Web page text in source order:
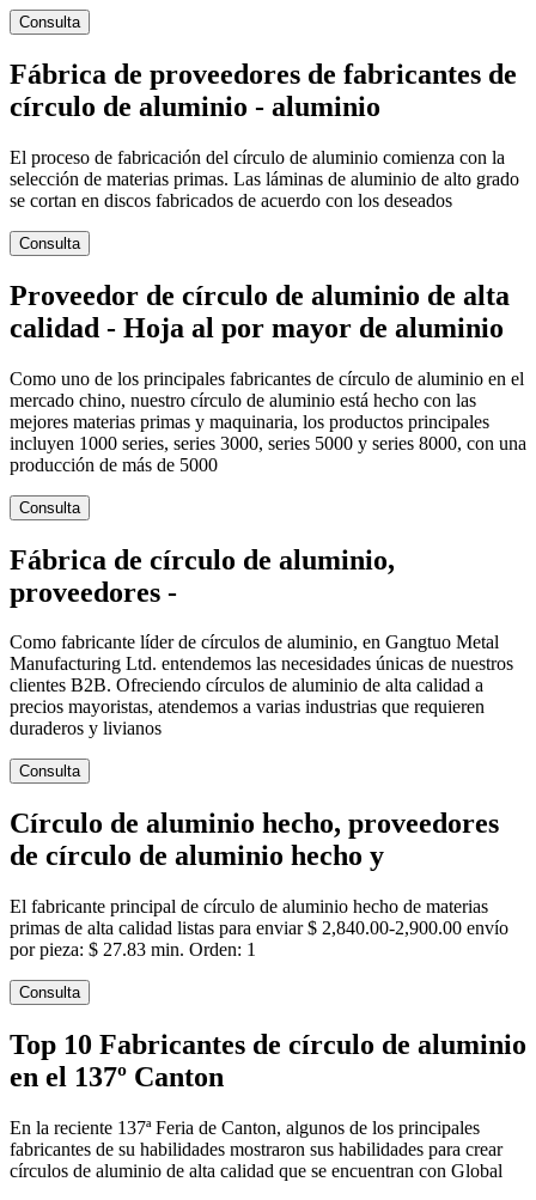
Consulta
Fábrica de proveedores de fabricantes de
círculo de aluminio - aluminio
El proceso de fabricación del círculo de aluminio comienza con la
selección de materias primas. Las láminas de aluminio de alto grado
se cortan en discos fabricados de acuerdo con los deseados
Consulta
Proveedor de círculo de aluminio de alta
calidad - Hoja al por mayor de aluminio
Como uno de los principales fabricantes de círculo de aluminio en el
mercado chino, nuestro círculo de aluminio está hecho con las
mejores materias primas y maquinaria, los productos principales
incluyen 1000 series, series 3000, series 5000 y series 8000, con una
producción de más de 5000
Consulta
Fábrica de círculo de aluminio,
proveedores -
Como fabricante líder de círculos de aluminio, en Gangtuo Metal
Manufacturing Ltd. entendemos las necesidades únicas de nuestros
clientes B2B. Ofreciendo círculos de aluminio de alta calidad a
precios mayoristas, atendemos a varias industrias que requieren
duraderos y livianos
Consulta
Círculo de aluminio hecho, proveedores
de círculo de aluminio hecho y
El fabricante principal de círculo de aluminio hecho de materias
primas de alta calidad listas para enviar $ 2,840.00-2,900.00 envío
por pieza: $ 27.83 min. Orden: 1
Consulta
Top 10 Fabricantes de círculo de aluminio
en el 137º Canton
En la reciente 137ª Feria de Canton, algunos de los principales
fabricantes de su habilidades mostraron sus habilidades para crear
círculos de aluminio de alta calidad que se encuentran con Global